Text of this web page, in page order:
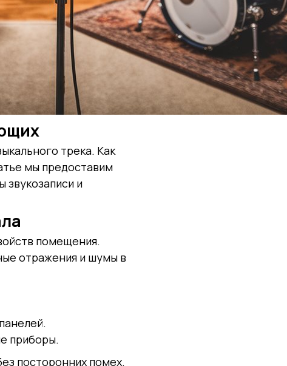
трека. Как
мы предоставим
и
помещения.
отражения и шумы в
приборы.
посторонних помех.